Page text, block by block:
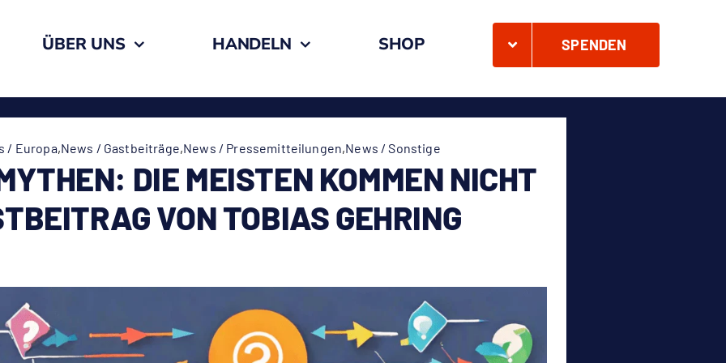
ÜBER UNS HANDELN SHOP SPENDEN
/ Europa,News / Gastbeiträge,News / Pressemitteilungen,News / Sonstige
DIE MEISTEN KOMMEN NICHT
VON TOBIAS GEHRING